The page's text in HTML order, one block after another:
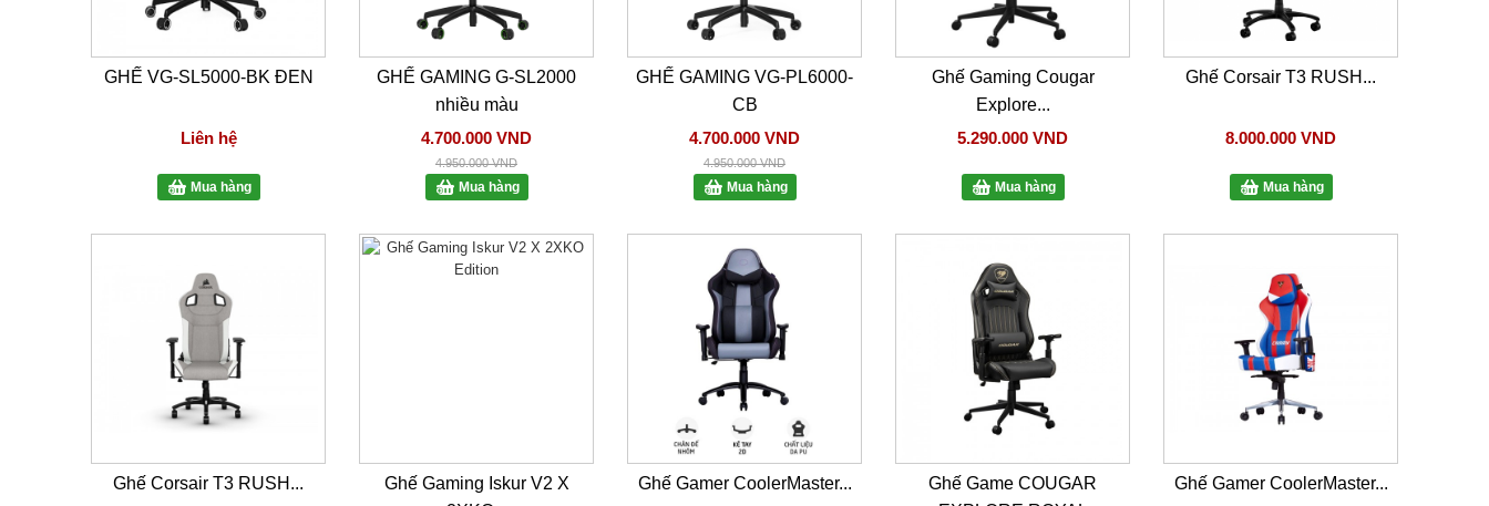
GHẾ VG-SL5000-BK ĐEN
Liên hệ
Mua hàng
GHẾ GAMING G-SL2000
nhiều màu
4.700.000 VND
4.950.000 VND
Mua hàng
GHẾ GAMING VG-PL6000-
CB
4.700.000 VND
4.950.000 VND
Mua hàng
Ghế Gaming Cougar
Explore...
5.290.000 VND
Mua hàng
Ghế Corsair T3 RUSH...
8.000.000 VND
Mua hàng
Ghế Corsair T3 RUSH...
Ghế Gaming Iskur V2 X
Ghế Gamer CoolerMaster...
Ghế Game COUGAR
Ghế Gamer CoolerMaster...